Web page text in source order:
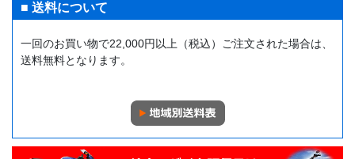
■ 送料について
一回のお買い物で22,000円以上（税込）ご注文された場合は、
送料無料となります。